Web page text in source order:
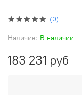
(0)
Наличие: В наличии
183 231 руб